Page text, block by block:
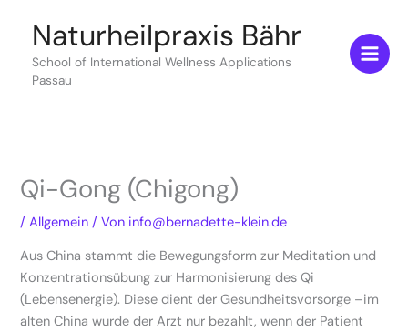
springenNaturheilpraxis Bähr
School of International Wellness Applications
Passau
Qi-Gong (Chigong)
/Allgemein / Von info@bernadette-klein.de
Aus China stammt die Bewegungsform zur Meditation und
Konzentrationsübung zur Harmonisierung des Qi
(Lebensenergie). Diese dient der Gesundheitsvorsorge –im
alten China wurde der Arzt nur bezahlt, wenn der Patient